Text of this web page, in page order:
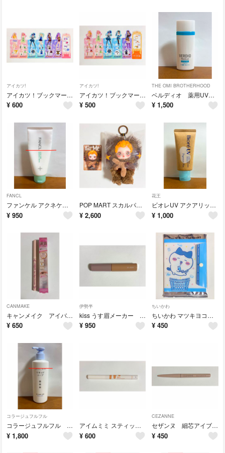
アイカツ!
アイカツ！ブックマークコレクション 7枚
¥ 600
アイカツ!
アイカツ！ブックマークコレクション 6枚
¥ 500
THE OMI BROTHERHOOD
ベルディオ 薬用UVジェルミルク
¥ 1,500
FANCL
ファンケル アクネケア洗顔クリーム90g
¥ 950
POP MART スカルパンダ You Found Me! Sneaky Chestnut
¥ 2,600
花王
ビオレUV アクアリッチ ウォータリーホールドクリーム 無香料タイプ
¥ 1,000
CANMAKE
キャンメイク アイバックコンシーラー 02 ピンクベージュ
¥ 650
伊勢半
kiss うす眉メーカー 02 アッシュベージュ
¥ 950
ちいかわ
ちいかわ マツキヨココカラ マルチケース ハチワレ マツモトキヨシ
¥ 450
コラージュフルフル
コラージュフルフル リキッドソープ 250mL
¥ 1,800
アイムミミ スティックシャドウシマー 002
¥ 600
CEZANNE
セザンヌ 細芯アイブロウN 01 ライトブラウン
¥ 450